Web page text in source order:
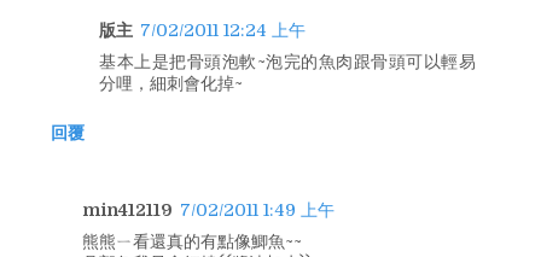
版主 7/02/2011 12:24 上午
基本上是把骨頭泡軟~泡完的魚肉跟骨頭可以輕易
分哩，細刺會化掉~
回覆
min412119 7/02/2011 1:49 上午
熊熊ㄧ看還真的有點像鯽魚~~